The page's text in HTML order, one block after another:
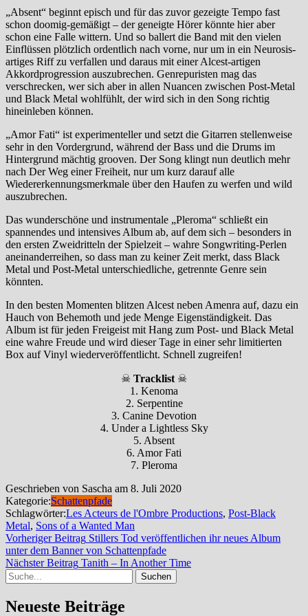
„Absent“ beginnt episch und für das zuvor gezeigte Tempo fast
schon doomig-gemäßigt – der geneigte Hörer könnte hier aber
schon eine Falle wittern. Und so ballert die Band mit den vielen
Einflüssen plötzlich ordentlich nach vorne, nur um in ein Neurosis-
artiges Riff zu verfallen und daraus mit einer Alcest-artigen
Akkordprogression auszubrechen. Genrepuristen mag das
verschrecken, wer sich aber in allen Nuancen zwischen Post-Metal
und Black Metal wohlfühlt, der wird sich in den Song richtig
hineinleben können.
„Amor Fati“ ist experimenteller und setzt die Gitarren stellenweise
sehr in den Vordergrund, während der Bass und die Drums im
Hintergrund mächtig grooven. Der Song klingt nun deutlich mehr
nach Der Weg einer Freiheit, nur um kurz darauf alle
Wiedererkennungsmerkmale über den Haufen zu werfen und wild
auszubrechen.
Das wunderschöne und instrumentale „Pleroma“ schließt ein
spannendes und intensives Album ab, auf dem sich – besonders in
den ersten Zweidritteln der Spielzeit – wahre Songwriting-Perlen
aneinanderreihen, so dass man zu keiner Zeit merkt, dass Black
Metal und Post-Metal unterschiedliche, getrennte Genre sein
könnten.
In den besten Momenten blitzen Alcest neben Amenra auf, dazu ein
Hauch von Behemoth und jede Menge Eigenständigkeit. Das
Album ist für jeden Freigeist mit Hang zum Post- und Black Metal
eine wahre Freude und wird dieser Tage in einer sehr limitierten
Box auf Vinyl wiederveröffentlicht. Schnell zugreifen!
☠ Tracklist ☠
1. Kenoma
2. Serpentine
3. Canine Devotion
4. Under a Lightless Sky
5. Absent
6. Amor Fati
7. Pleroma
Geschrieben von Sascha am 8. Juli 2020
Kategorie:Schattenpfade
Schlagwörter:Les Acteurs de l'Ombre Productions, Post-Black
Metal, Sons of a Wanted Man
Beitragsnavigation
Vorheriger Beitrag Stillers Tod veröffentlichen ihr neues Album
unter dem Banner von SchattenpfadeVorheriger
Beitrag
Nächster Beitrag Tanith – In Another TimeNächster
Suche
Neueste Beiträge